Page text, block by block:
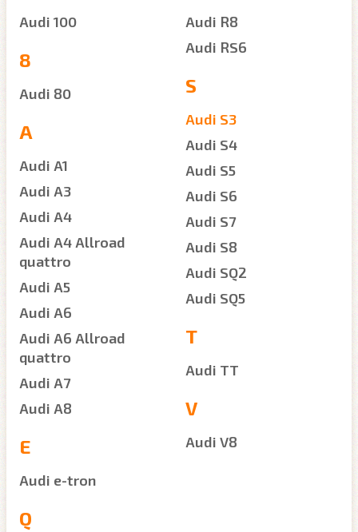
Audi 100
8
Audi 80
A
Audi A1
Audi A3
Audi A4
Audi A4 Allroad
quattro
Audi A5
Audi A6
Audi A6 Allroad
quattro
Audi A7
Audi A8
E
Audi e-tron
Q
Audi R8
Audi RS6
S
Audi S3
Audi S4
Audi S5
Audi S6
Audi S7
Audi S8
Audi SQ2
Audi SQ5
T
Audi TT
V
Audi V8